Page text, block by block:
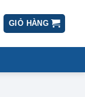
GIỎ HÀNG